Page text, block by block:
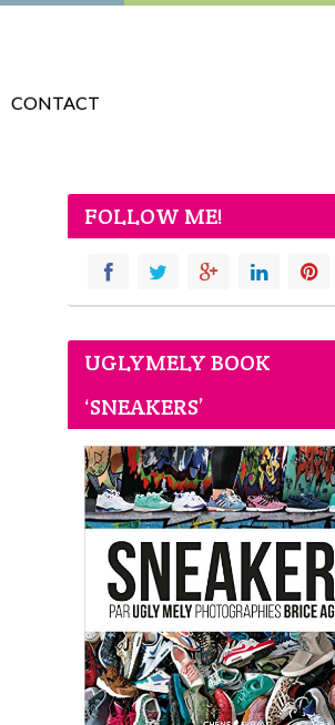
CONTACT
FOLLOW ME!
UGLYMELY BOOK
‘SNEAKERS’